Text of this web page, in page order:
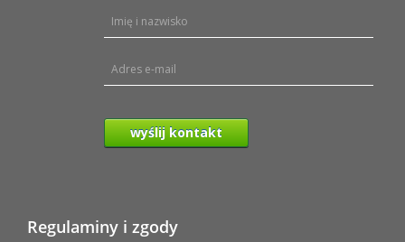
wyślij kontakt
Regulaminy i zgody